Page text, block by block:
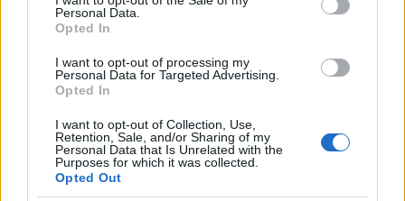
Personal Data.
Opted In
I want to opt-out of processing my
Personal Data for Targeted Advertising.
Opted In
I want to opt-out of Collection, Use,
Retention, Sale, and/or Sharing of my
Personal Data that Is Unrelated with the
Purposes for which it was collected.
Opted Out
NECROLOGIE
Mario Malu